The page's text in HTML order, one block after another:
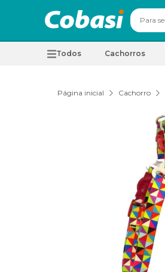
Todos Cachorros
Página inicial Cachorro